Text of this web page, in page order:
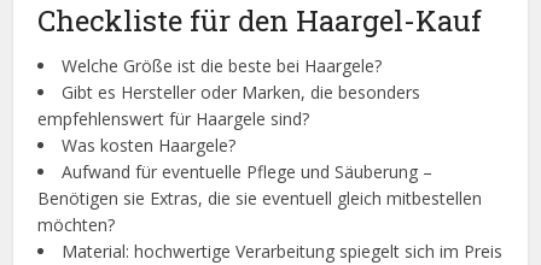
Checkliste für den Haargel-Kauf
Welche Größe ist die beste bei Haargele?
Gibt es Hersteller oder Marken, die besonders
empfehlenswert für Haargele sind?
Was kosten Haargele?
Aufwand für eventuelle Pflege und Säuberung –
Benötigen sie Extras, die sie eventuell gleich mitbestellen
möchten?
Material: hochwertige Verarbeitung spiegelt sich im Preis